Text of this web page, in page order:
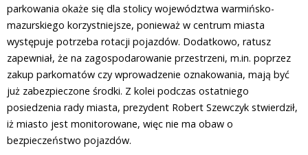
parkowania okaże się dla stolicy województwa warmińsko-
mazurskiego korzystniejsze, ponieważ w centrum miasta
występuje potrzeba rotacji pojazdów. Dodatkowo, ratusz
zapewniał, że na zagospodarowanie przestrzeni, m.in. poprzez
zakup parkomatów czy wprowadzenie oznakowania, mają być
już zabezpieczone środki. Z kolei podczas ostatniego
posiedzenia rady miasta, prezydent Robert Szewczyk stwierdził,
iż miasto jest monitorowane, więc nie ma obaw o
bezpieczeństwo pojazdów.